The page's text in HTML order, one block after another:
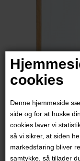
cookies
Denne hjemmeside
side og for at huske
cookies laver vi
så vi sikrer, at siden
markedsføring bliver
samtykke, så tillader
Lisa